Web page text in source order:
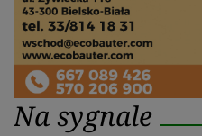
Na sygnale